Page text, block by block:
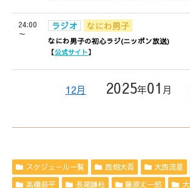
24:00
～
ラジオ なにわ男子
なにわ男子の初心ラジ(ニッポン放送)
【公式サイト】
12月 2025年01 月
スケジュール一覧 西畑大吾 大西流星
高橋恭平
長尾謙杜 藤原丈一郎